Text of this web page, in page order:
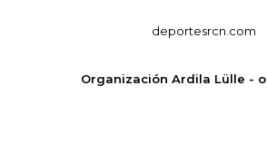
deportesrcn.com
Organización Ardila Lülle -